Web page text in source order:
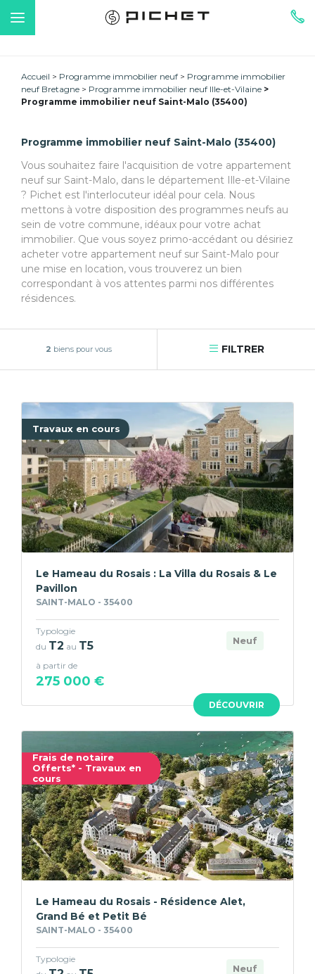
Accueil Programme immobilier neuf
Programme immobilier
neuf Bretagne
Programme immobilier neuf Ille-et-Vilaine
Programme immobilier neuf Saint-Malo (35400)
Programme immobilier neuf Saint-Malo (35400)
Vous souhaitez faire l'acquisition de votre appartement
neuf sur Saint-Malo, dans le département Ille-et-Vilaine
? Pichet est l'interlocuteur idéal pour cela. Nous
mettons à votre disposition des programmes neufs au
sein de votre commune, idéaux pour votre achat
immobilier. Que vous soyez primo-accédant ou désiriez
acheter votre appartement neuf sur Saint-Malo pour
une mise en location, vous trouverez un bien
correspondant à vos attentes parmi nos différentes
résidences.
2 biens pour vous FILTRER
Travaux en cours
DÉCOUVRIR
Le Hameau du Rosais : La Villa du Rosais & Le
Pavillon
SAINT-MALO - 35400
Neuf
Typologie
du T2 au T5
à partir de
275 000 €
Frais de notaire
Offerts* - Travaux en
cours
Le Hameau du Rosais - Résidence Alet,
Grand Bé et Petit Bé
SAINT-MALO - 35400
Neuf
Typologie